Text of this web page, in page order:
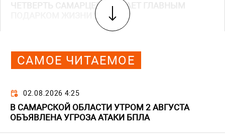
ЧЕТВЕРТЬ САМАРЦЕВ СЧИТАЕТ ГЛАВНЫМ
ПОДАРКОМ ЖИЗНИ ДЕТЕЙ
САМОЕ ЧИТАЕМОЕ
02.08.2026 4:25
В САМАРСКОЙ ОБЛАСТИ УТРОМ 2 АВГУСТА
ОБЪЯВЛЕНА УГРОЗА АТАКИ БПЛА